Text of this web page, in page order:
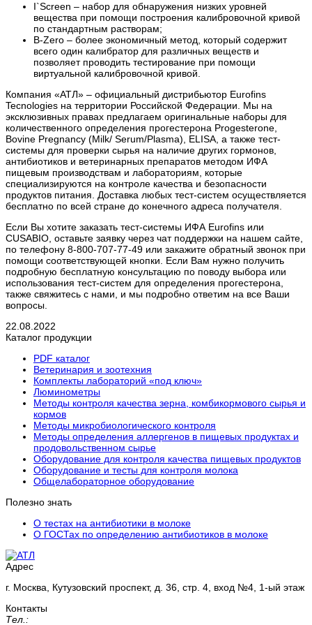
I`Screen – набор для обнаружения низких уровней
вещества при помощи построения калибровочной кривой
по стандартным растворам;
B-Zero – более экономичный метод, который содержит
всего один калибратор для различных веществ и
позволяет проводить тестирование при помощи
виртуальной калибровочной кривой.
Компания «АТЛ» – официальный дистрибьютор Eurofins
Tecnologies на территории Российской Федерации. Мы на
эксклюзивных правах предлагаем оригинальные наборы для
количественного определения прогестерона Progesterone,
Bovine Pregnancy (Milk/ Serum/Plasma), ELISA, а также тест-
системы для проверки сырья на наличие других гормонов,
антибиотиков и ветеринарных препаратов методом ИФА
пищевым производствам и лабораториям, которые
специализируются на контроле качества и безопасности
продуктов питания. Доставка любых тест-систем осуществляется
бесплатно по всей стране до конечного адреса получателя.
Если Вы хотите заказать тест-системы ИФА Eurofins или
CUSABIO, оставьте заявку через чат поддержки на нашем сайте,
по телефону 8-800-707-77-49 или закажите обратный звонок при
помощи соответствующей кнопки. Если Вам нужно получить
подробную бесплатную консультацию по поводу выбора или
использования тест-систем для определения прогестерона,
также свяжитесь с нами, и мы подробно ответим на все Ваши
вопросы.
22.08.2022
Каталог продукции
PDF каталог
Ветеринария и зоотехния
Комплекты лабораторий «под ключ»
Люминометры
Методы контроля качества зерна, комбикормового сырья и
кормов
Методы микробиологического контроля
Методы определения аллергенов в пищевых продуктах и
продовольственном сырье
Оборудование для контроля качества пищевых продуктов
Оборудование и тесты для контроля молока
Общелабораторное оборудование
Полезно знать
О тестах на антибиотики в молоке
О ГОСТах по определению антибиотиков в молоке
Адрес
г. Москва, Кутузовский проспект, д. 36, стр. 4, вход №4, 1-ый этаж
Контакты
Тел.: